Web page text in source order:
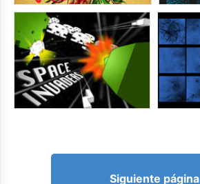
Siguiente página